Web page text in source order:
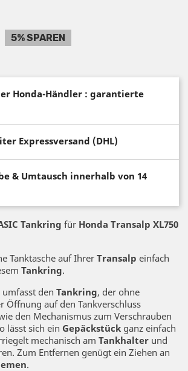
5% SPAREN
Honda-Händler : garantierte
Expressversand (DHL)
& Umtausch innerhalb von 14
Tankring für Honda Transalp XL750
Tanktasche auf Ihrer Transalp einfach
Tankring.
den Tankring, der ohne
Öffnung auf den Tankverschluss
den Mechanismus zum Verschrauben
lässt sich ein Gepäckstück ganz einfach
mechanisch am Tankhalter und
Zum Entfernen genügt ein Ziehen an
.